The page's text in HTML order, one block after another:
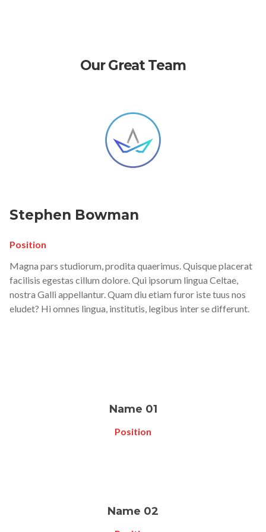
Our Great Team
Stephen Bowman
Position
Magna pars studiorum, prodita quaerimus. Quisque placerat
facilisis egestas cillum dolore. Qui ipsorum lingua Celtae,
nostra Galli appellantur. Quam diu etiam furor iste tuus nos
eludet? Hi omnes lingua, institutis, legibus inter se differunt.
Name 01
Position
Name 02